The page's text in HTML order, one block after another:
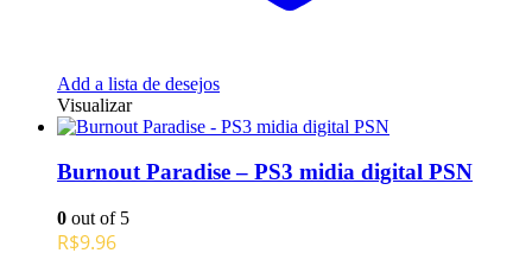
Add a lista de desejos
Visualizar
Burnout Paradise – PS3 midia digital PSN
0 out of 5
R$9.96